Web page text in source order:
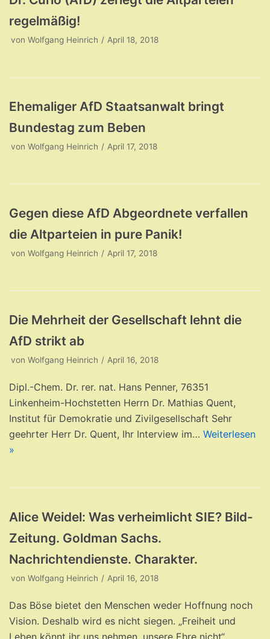
regelmäßig!
von Wolfgang Heinrich April 18, 2018
Ehemaliger AfD Staatsanwalt bringt
Bundestag zum Beben
von Wolfgang Heinrich April 17, 2018
Gegen diese AfD Abgeordnete verfallen
die Altparteien in pure Panik!
von Wolfgang Heinrich April 17, 2018
Die Mehrheit der Gesellschaft lehnt die
AfD strikt ab
von Wolfgang Heinrich April 16, 2018
Dipl.-Chem. Dr. rer. nat. Hans Penner, 76351
Linkenheim-Hochstetten Herrn Dr. Mathias Quent,
Institut für Demokratie und Zivilgesellschaft Sehr
geehrter Herr Dr. Quent, Ihr Interview im… Weiterlesen
»
Alice Weidel: Was verheimlicht SIE? Bild-
Zeitung. Goldman Sachs.
Nachrichtendienste. Charakter.
von Wolfgang Heinrich April 16, 2018
Das Böse bietet den Menschen weder Hoffnung noch
Vision. Deshalb wird es nicht siegen. „Freiheit und
Leben könnt ihr uns nehmen, unsere Ehre nicht“,